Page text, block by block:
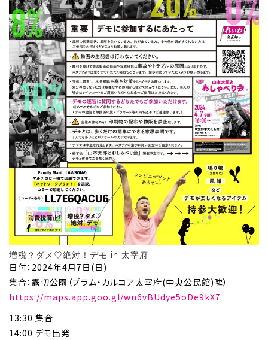
増税？ダメ♡絶対！デモ in 太宰府
日付：2024年4月7日(日)
集合：露切公園（プラム・カルコア太宰府(中央公民館)隣）
https://maps.app.goo.gl/wn6vBUdye5oDe9kX7
13:30 集合
14:00 デモ出発